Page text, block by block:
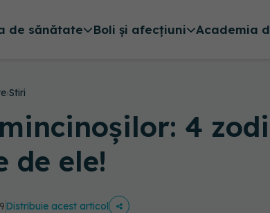
de sănătate Boli și afecțiuni Academia
›Stiri
4
de ele!
Distribuie acest articol